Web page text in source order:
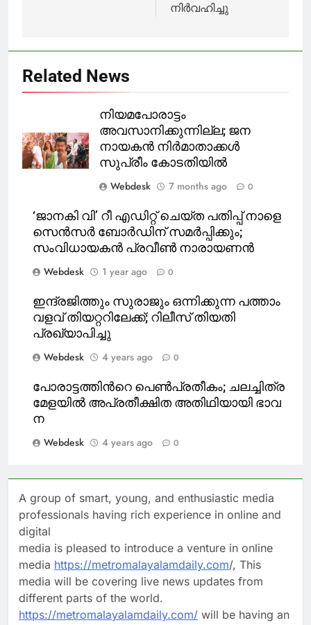
നിര്‍വഹിച്ചു
Related News
നിയമപോരാട്ടം
അവസാനിക്കുന്നില്ല; ജന
നായകൻ നിർമാതാക്കൾ
സുപ്രീം കോടതിയിൽ
Webdesk
7 months ago 0
‘ജാനകി വി’ റീ എഡിറ്റ് ചെയ്ത പതിപ്പ് നാളെ
സെൻസർ ബോർഡിന് സമർപ്പിക്കും;
സംവിധായകൻ പ്രവീൺ നാരായണൻ
Webdesk
1 year ago 0
ഇന്ദ്രജിത്തും സുരാജും ഒന്നിക്കുന്ന പത്താം
വളവ് തിയറ്ററിലേക്ക്; റിലീസ് തിയതി
പ്രഖ്യാപിച്ചു
Webdesk
4 years ago 0
പോ​രാ​ട്ട​ത്തി​ന്‍റെ പെ​ൺ​പ്ര​തീ​കം; ച​ല​ച്ചി​ത്ര​
മേ​ള​യി​ൽ അ​പ്ര​തീ​ക്ഷി​ത അ​തി​ഥി​യാ​യി ഭാ​വ​
ന
Webdesk
4 years ago 0
A group of smart, young, and enthusiastic media
professionals having rich experience in online and
digital
media is pleased to introduce a venture in online
media https://metromalayalamdaily.com/, This
media will be covering live news updates from
different parts of the world.
https://metromalayalamdaily.com/ will be having an